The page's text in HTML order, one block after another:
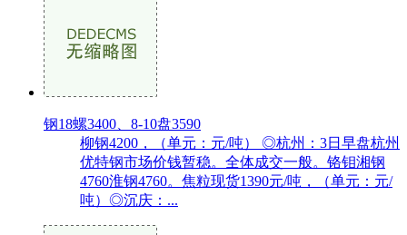
钢18螺3400、8-10盘3590
柳钢4200，（单元：元/吨） ◎杭州：3日早盘杭州
优特钢市场价钱暂稳。全体成交一般。铬钼湘钢
4760淮钢4760。焦粒现货1390元/吨，（单元：元/
吨）◎沉庆：...